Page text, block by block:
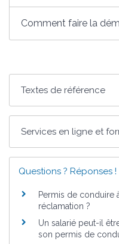
Comment faire la
Textes de référence
Services en ligne et
Questions ? Réponses !
Permis de conduire
réclamation ?
Un salarié peut-il
son permis de